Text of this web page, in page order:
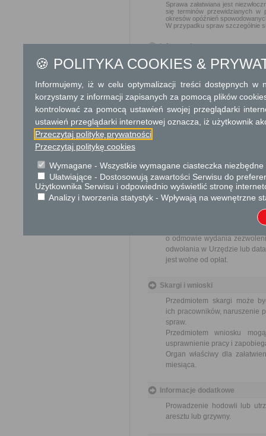
Sprawa załatwiana jest
się terminów przewidzianych w
okresów opóźnień
W przypadku spraw szczególnie
Informacja
Dodatkowe
Opłata
Opłata skarbowa za
wykonywanie
wydanie zezwolenia -
od zezwolenia dla
treścią zmiany jest
17 zł opłata
Odwołanie wnosi się do
o odmowie wydania
odwołania w Urzędzie lub
jest wolne od opłat.
Skargi i wnioski
Przedmiotem skargi może
ich pracowników, naruszenie
spraw.
Przedmiotem wniosku
usprawnienie pracy i
Organ właściwy dla
miesiąca.
Informacje dodatkowe
Prowadzenie hodowli lub
aresztu lub grzywny.
🍪 POLITYKA COOKIES &
Informujemy, iż w celu optymalizacji treści dostępnych w
korzystamy z informacji zapisanych za pomocą plików
kontrolować za pomocą ustawień swojej przeglądarki
ustawień przeglądarki internetowej oznacza, iż użytkownik
Przeczytaj politykę prywatności
Przeczytaj politykę cookies
Wymagane - Wszystkie wymagane ciasteczka
Ułatwiające - Dostosowują zawartości Serwisu do
Użytkownika Serwisu i odpowiednio wyświetlić stronę
Analizy i tworzenia statystyk - Wpływają na wewnętrzne